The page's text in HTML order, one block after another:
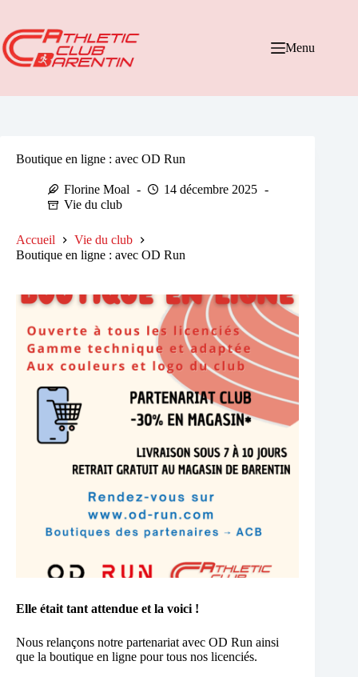
contenu
Menu
Boutique en ligne : avec OD Run
Florine Moal
14 décembre 2025
Vie du club
Accueil
Vie du club
Boutique en ligne : avec OD Run
Elle était tant attendue et la voici !
Nous relançons notre partenariat avec OD Run ainsi
que la boutique en ligne pour tous nos licenciés.